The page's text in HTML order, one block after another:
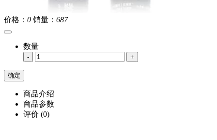
价格： 0 销量： 687
数量
- +
商品介绍
商品参数
评价 (0)